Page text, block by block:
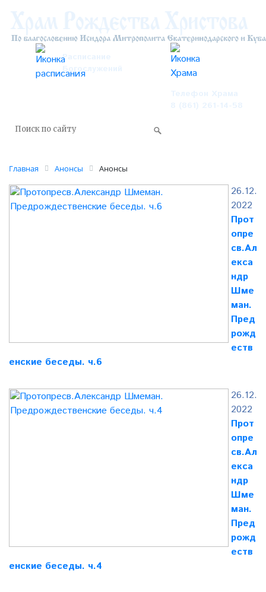
Расписание
Богослужений
Главная Анонсы Анонсы
26.12.
2022
Прот
опре
св.Ал
екса
ндр
Шме
ман.
Пред
рожд
еств
енские беседы. ч.6
26.12.
2022
Прот
опре
св.Ал
екса
ндр
Шме
ман.
Пред
рожд
еств
енские беседы. ч.4